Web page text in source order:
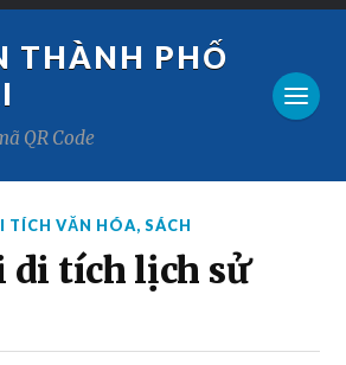
THÀNH PHỐ
QR Code
TÍCH VĂN HÓA,SÁCH
di tích lịch sử